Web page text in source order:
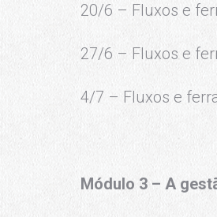
20/6 – Fluxos e
27/6 – Fluxos e
4/7 – Fluxos e
Módulo 3 – A